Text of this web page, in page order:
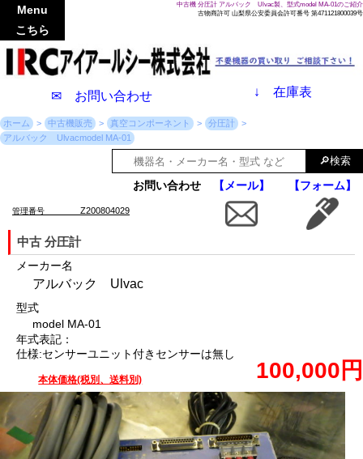
中古機 分圧計 アルバック Ulvac製、型式model MA-01のご紹介
古物商許可 山梨県公安委員会許可番号 第471121800039号
✉ お問い合わせ ↓ 在庫表
Menu
こちら
ホーム 中古機販売 真空コンポーネント
分圧計
アルバック Ulvacmodel MA-01
お問い合わせ 【メール】 【フォーム】
管理番号 Z200804029
中古 分圧計
メーカー名
アルバック Ulvac
型式
model MA-01
年式表記：
仕様:センサーユニット付き センサーは無し
本体価格(税別、送料別) 100,000円